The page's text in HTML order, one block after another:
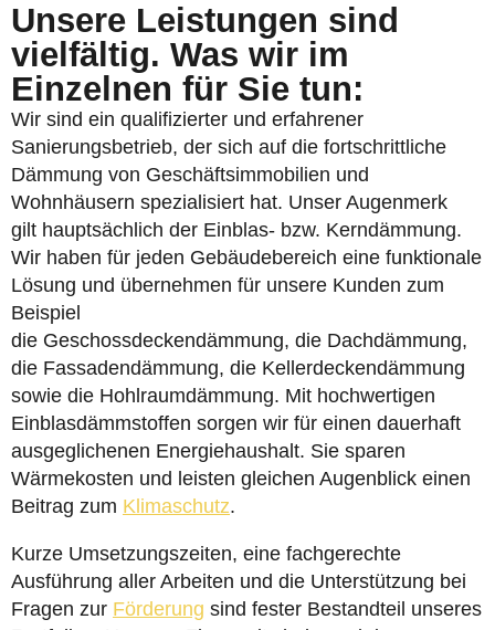
Unsere Leistungen sind
vielfältig. Was wir im
Einzelnen für Sie tun:
Wir sind ein qualifizierter und erfahrener
Sanierungsbetrieb, der sich auf die fortschrittliche
Dämmung von Geschäftsimmobilien und
Wohnhäusern spezialisiert hat. Unser Augenmerk
gilt hauptsächlich der Einblas- bzw. Kerndämmung.
Wir haben für jeden Gebäudebereich eine funktionale
Lösung und übernehmen für unsere Kunden zum
Beispiel
die Geschossdeckendämmung, die Dachdämmung,
die Fassadendämmung, die Kellerdeckendämmung
sowie die Hohlraumdämmung. Mit hochwertigen
Einblasdämmstoffen sorgen wir für einen dauerhaft
ausgeglichenen Energiehaushalt. Sie sparen
Wärmekosten und leisten gleichen Augenblick einen
Beitrag zum Klimaschutz.
Kurze Umsetzungszeiten, eine fachgerechte
Ausführung aller Arbeiten und die Unterstützung bei
Fragen zur Förderung sind fester Bestandteil unseres